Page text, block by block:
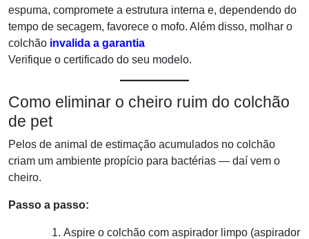
espuma, compromete a estrutura interna e, dependendo do
tempo de secagem, favorece o mofo. Além disso, molhar o
colchão invalida a garantia
Verifique o certificado do seu modelo.
Como eliminar o cheiro ruim do colchão
de pet
Pelos de animal de estimação acumulados no colchão
criam um ambiente propício para bactérias — daí vem o
cheiro.
Passo a passo:
Aspire o colchão com aspirador limpo (aspirador